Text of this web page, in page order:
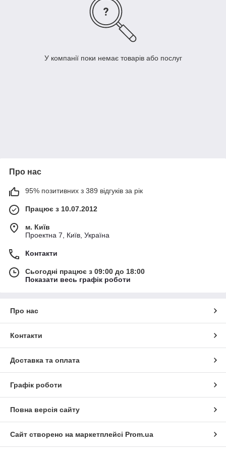
У компанії поки немає товарів або послуг
Про нас
95% позитивних з 389 відгуків за рік
Працює з 10.07.2012
м. Київ
Проектна 7, Київ, Україна
Контакти
Сьогодні працює з 09:00 до 18:00
Показати весь графік роботи
Про нас
Контакти
Доставка та оплата
Графік роботи
Повна версія сайту
Сайт створено на маркетплейсі Prom.ua